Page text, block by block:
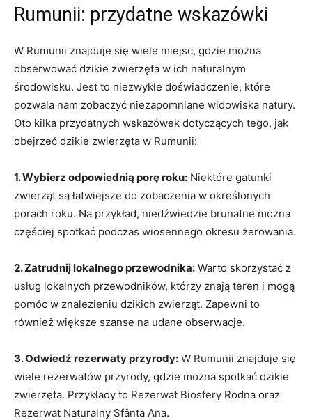
Rumunii: przydatne wskazówki
W Rumunii znajduje się wiele miejsc, gdzie można
obserwować dzikie zwierzęta w ich naturalnym
środowisku. Jest to niezwykłe doświadczenie, które
pozwala nam zobaczyć niezapomniane widowiska natury.
Oto kilka przydatnych wskazówek dotyczących tego, jak
obejrzeć dzikie zwierzęta w Rumunii:
1. Wybierz odpowiednią porę roku: Niektóre gatunki
zwierząt są łatwiejsze do zobaczenia w określonych
porach roku. Na przykład, niedźwiedzie brunatne można
częściej spotkać podczas wiosennego okresu żerowania.
2. Zatrudnij lokalnego przewodnika: Warto skorzystać z
usług lokalnych przewodników, którzy znają teren i mogą
pomóc w znalezieniu dzikich zwierząt. Zapewni to
również większe szanse na udane obserwacje.
3. Odwiedź rezerwaty przyrody: W Rumunii znajduje się
wiele rezerwatów przyrody, gdzie można spotkać dzikie
zwierzęta. Przykłady to Rezerwat Biosfery Rodna oraz
Rezerwat Naturalny Sfânta Ana.